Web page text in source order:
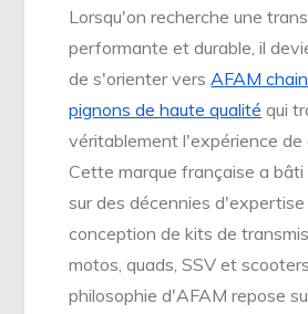
Lorsqu'on recherche une
performante et durable, il
de s'orienter versAFAM
pignons de haute qualité qui
véritablement l'expérience de
Cette marque française a
sur des décennies d'expertise
conception de kits de
motos, quads, SSV et
philosophie d'AFAM repose